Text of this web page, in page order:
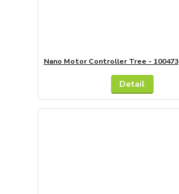
Nano Motor Controller Tree - 100473
Detail